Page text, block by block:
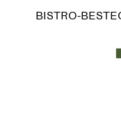
BISTRO-